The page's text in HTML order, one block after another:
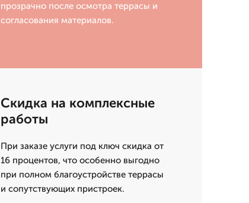
прозрачно после осмотра террасы и
согласования материалов.
Скидка на комплексные
работы
При заказе услуги под ключ скидка от
16 процентов, что особенно выгодно
при полном благоустройстве террасы
и сопутствующих пристроек.